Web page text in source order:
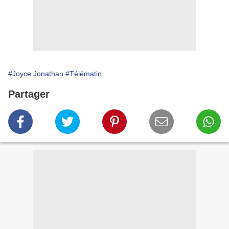
#Joyce Jonathan #Télématin
Partager